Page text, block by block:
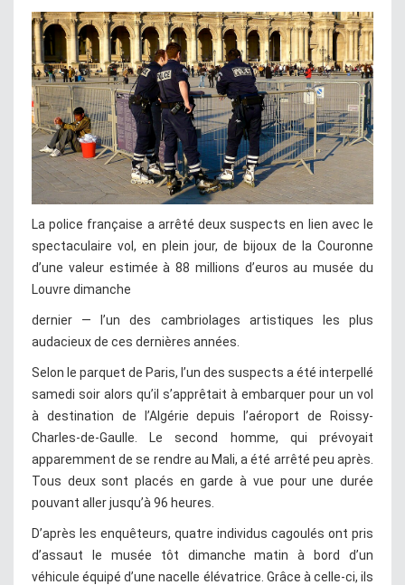
La police française a arrêté deux suspects en lien avec le
spectaculaire vol, en plein jour, de bijoux de la Couronne
d’une valeur estimée à 88 millions d’euros au musée du
Louvre dimanche
dernier — l’un des cambriolages artistiques les plus
audacieux de ces dernières années.
Selon le parquet de Paris, l’un des suspects a été interpellé
samedi soir alors qu’il s’apprêtait à embarquer pour un vol
à destination de l’Algérie depuis l’aéroport de Roissy-
Charles-de-Gaulle. Le second homme, qui prévoyait
apparemment de se rendre au Mali, a été arrêté peu après.
Tous deux sont placés en garde à vue pour une durée
pouvant aller jusqu’à 96 heures.
D’après les enquêteurs, quatre individus cagoulés ont pris
d’assaut le musée tôt dimanche matin à bord d’un
véhicule équipé d’une nacelle élévatrice. Grâce à celle-ci, ils